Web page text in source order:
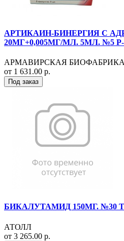
АРТИКАИН-БИНЕРГИЯ С
20МГ+0,005МГ/МЛ. 5МЛ. №5
АРМАВИРСКАЯ БИОФАБРИКА
от 1 631.00 р.
Под заказ
БИКАЛУТАМИД 150МГ. №30
АТОЛЛ
от 3 265.00 р.